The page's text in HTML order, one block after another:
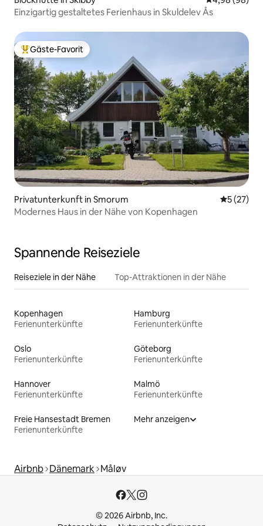
Einzigartig gestaltetes Ferienhaus in Skuldelev Ås
Beliebter Gäste-Favorit.
Gäste-Favorit
Privatunterkunft in Smorum
5 (27)
Modernes Haus in der Nähe von Kopenhagen
Spannende Reiseziele
Reiseziele in der Nähe Top-Attraktionen in der Nähe
Kopenhagen
Ferienunterkünfte
Hamburg
Ferienunterkünfte
Oslo
Ferienunterkünfte
Göteborg
Ferienunterkünfte
Hannover
Ferienunterkünfte
Malmö
Ferienunterkünfte
Freie Hansestadt Bremen
Ferienunterkünfte
Mehr anzeigen
Airbnb Dänemark Måløv
© 2026 Airbnb, Inc.